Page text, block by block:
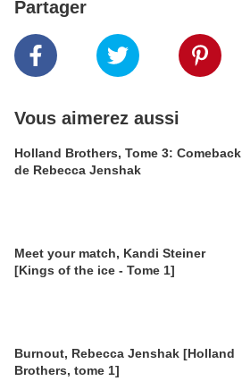
Partager
Vous aimerez aussi
Holland Brothers, Tome 3: Comeback
de Rebecca Jenshak
Meet your match, Kandi Steiner
[Kings of the ice - Tome 1]
Burnout, Rebecca Jenshak [Holland
Brothers, tome 1]